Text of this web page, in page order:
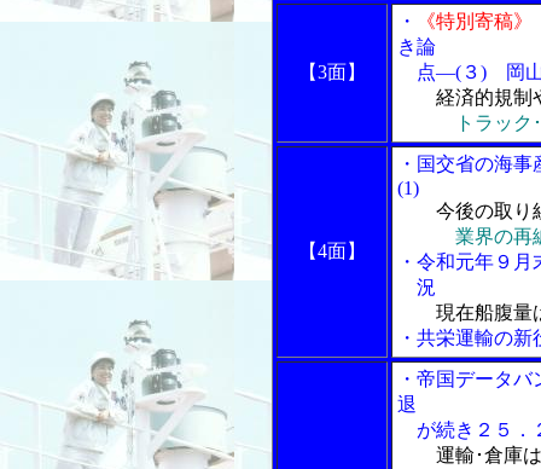
【3面】
・ 《特別寄稿》
き論
点―(３) 岡山
経済的規制
トラッ
【4面】
・国交省の海
(1)
今後の取り
業界の再
・令和元年９
況
現在船腹量
・共栄運輸の新
・帝国データ
退
が続き２５．
運輸･倉庫